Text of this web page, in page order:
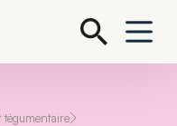
tégumentaire